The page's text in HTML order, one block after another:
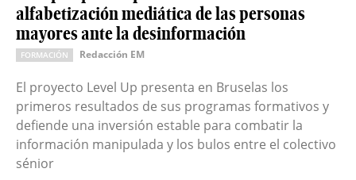
alfabetización mediática de las personas
mayores ante la desinformación
FORMACIÓN Redacción EM
El proyecto Level Up presenta en Bruselas los
primeros resultados de sus programas formativos y
defiende una inversión estable para combatir la
información manipulada y los bulos entre el colectivo
sénior